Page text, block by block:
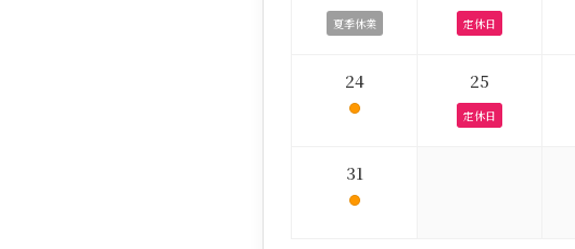
夏季休業 定休日
24 25
定休日
31